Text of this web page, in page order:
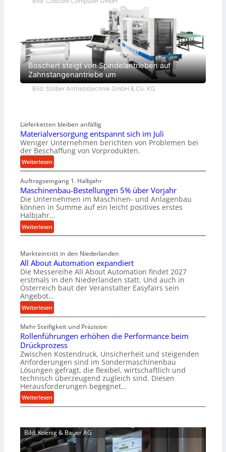
Boschert steigt von Spindelantrieben auf
Zahnstangenantriebe um
Bild: Stöber Antriebstechnik GmbH & Co. KG
Lieferketten bleiben anfällig
Materialversorgung entspannt sich im Juli
Weniger Unternehmen berichten von Problemen bei
der Beschaffung von Vorprodukten.
Weiterlesen:
M
a
t
e
r
i
a
l
e
r
s
o
u
n
g
e
n
t
s
p
a
n
s
i
c
Auftragseingang 1. Halbjahr
Maschinenbau-Bestellungen 5% über Vorjahr
Die Unternehmen im Maschinen- und Anlagenbau
können in Summe auf ein leicht positives erstes
Halbjahr…
Weiterlesen:
M
s
c
h
i
n
e
n
a
u
-
B
e
s
t
e
l
u
n
g
Markteintritt in den Niederlanden
All About Automation expandiert
Die Messereihe All About Automation findet 2027
erstmals in den Niederlanden statt. Und auch in
Österreich baut der Veranstalter Easyfairs sein
Angebot…
Weiterlesen:
A
l
l
A
b
o
u
t
A
u
m
a
Mehr Steifigkeit und Präzision
Rollenführungen erhöhen die Performance beim
Drückprozess
Zwischen Kostendruck, Unsicherheit und steigenden
Anforderungen sind im Sondermaschinenbau
Lösungen gefragt, die flexibel, wirtschaftlich und
technisch überzeugend zugleich sind. Diesen
Herausforderungen begegnet…
Weiterlesen:
R
l
l
e
Bild: Koenig & Bauer AG